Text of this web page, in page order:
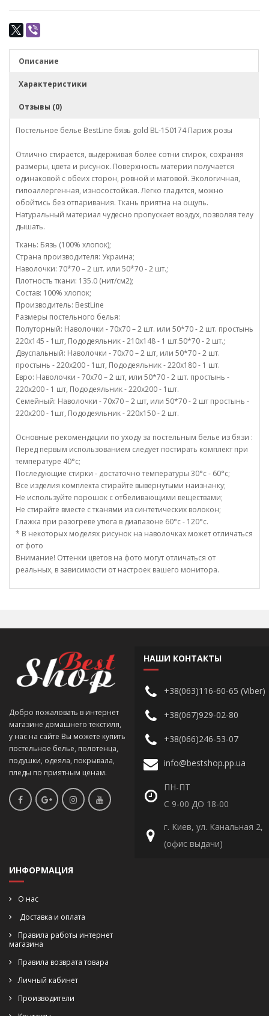
Описание
Характеристики
Отзывы (0)
Постельное белье BestLine бязь gold BL-150174 Париж розы
Отлично стирается, выдерживая более сотни стирок, сохраняя
размеры, цвета и рисунок. Поверхность материи получается
одинаковой с обеих сторон, ровной и матовой. Экологичная,
гипоаллергенная, износостойкая. Легко гладится, можно
обойтись без отпаривания. Ткань приятна на ощупь.
Натуральный материал чудесно пропускает воздух, позволяя телу
дышать.
Ткань: Бязь (100% хлопок);
Страна производителя: Украина;
Наволочки: 70*70 – 2 шт. или 50*70 - 2 шт.;
Плотность ткани: 135.0 (нит/см2);
Состав: 100% хлопок;
Производитель: BestLine
Размеры постельного белья:
Полуторный: Наволочки - 70х70 – 2 шт. или 50*70 - 2 шт. простынь
220х145 - 1шт, Пододеяльник - 210х148 - 1 шт.50*70 - 2 шт.;
Двуспальный: Наволочки - 70х70 – 2 шт, или 50*70 - 2 шт.
простынь - 220х200 - 1шт, Пододеяльник - 220х180 - 1 шт.
Евро: Наволочки - 70х70 – 2 шт, или 50*70 - 2 шт. простынь -
220х200 - 1 шт, Пододеяльник - 220х200 - 1шт.
Семейный: Наволочки - 70х70 – 2 шт, или 50*70 - 2 шт простынь -
220х200 - 1шт, Пододеяльник - 220х150 - 2 шт.
Основные рекомендации по уходу за постельным белье из бязи :
Перед первым использованием следует постирать комплект при
температуре 40°c;
Последующие стирки - достаточно температуры 30°c - 60°c;
Все изделия комплекта стирайте вывернутыми наизнанку;
Не используйте порошок с отбеливающими веществами;
Не стирайте вместе с тканями из синтетических волокон;
Глажка при разогреве утюга в диапазоне 60°c - 120°c.
* В некоторых моделях рисунок на наволочках может отличаться
от фото
Внимание! Оттенки цветов на фото могут отличаться от
реальных, в зависимости от настроек вашего монитора.
Добро пожаловать в интернет
магазине домашнего текстиля,
у нас на сайте Вы можете купить
постельное белье, полотенца,
подушки, одеяла, покрывала,
пледы по приятным ценам.
НАШИ КОНТАКТЫ
+38(063)116-60-65 (Viber)
+38(067)929-02-80
+38(066)246-53-07
info@bestshop.pp.ua
ПН-ПТ
С 9-00 ДО 18-00
г. Киев, ул. Канальная 2,
(офис выдачи)
ИНФОРМАЦИЯ
О нас
Доставка и оплата
Правила работы интернет
магазина
Правила возврата товара
Личный кабинет
Производители